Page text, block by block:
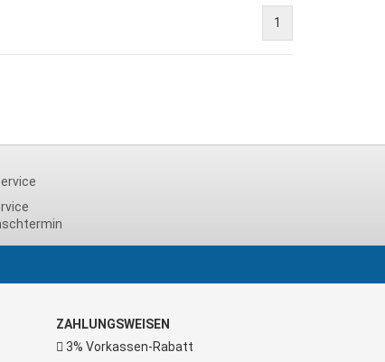
1
ZAHLUNGSWEISEN
3% Vorkassen-Rabatt